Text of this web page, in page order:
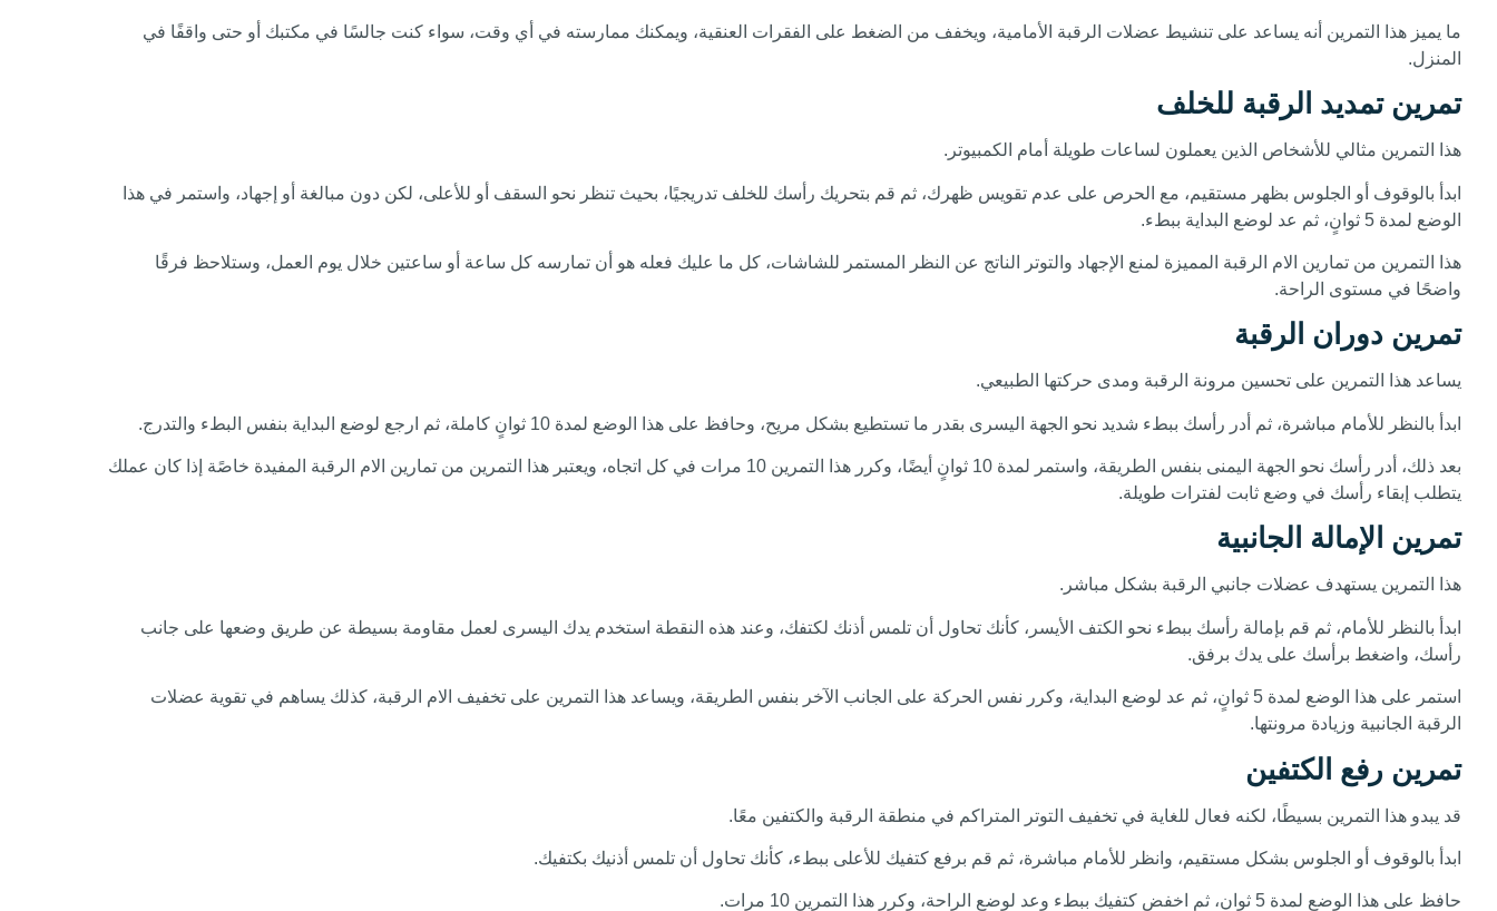
ما يميز هذا التمرين أنه يساعد على تنشيط عضلات الرقبة الأمامية، ويخفف من الضغط على الفقرات العنقية، ويمكنك ممارسته في أي وقت، سواء كنت جالسًا في مكتبك أو حتى واقفًا في
المنزل.
تمرين تمديد الرقبة للخلف
هذا التمرين مثالي للأشخاص الذين يعملون لساعات طويلة أمام الكمبيوتر.
ابدأ بالوقوف أو الجلوس بظهر مستقيم، مع الحرص على عدم تقويس ظهرك، ثم قم بتحريك رأسك للخلف تدريجيًا، بحيث تنظر نحو السقف أو للأعلى، لكن دون مبالغة أو إجهاد، واستمر في هذا
الوضع لمدة 5 ثوانٍ، ثم عد لوضع البداية ببطء.
هذا التمرين من تمارين الام الرقبة المميزة لمنع الإجهاد والتوتر الناتج عن النظر المستمر للشاشات، كل ما عليك فعله هو أن تمارسه كل ساعة أو ساعتين خلال يوم العمل، وستلاحظ فرقًا
واضحًا في مستوى الراحة.
تمرين دوران الرقبة
يساعد هذا التمرين على تحسين مرونة الرقبة ومدى حركتها الطبيعي.
ابدأ بالنظر للأمام مباشرة، ثم أدر رأسك ببطء شديد نحو الجهة اليسرى بقدر ما تستطيع بشكل مريح، وحافظ على هذا الوضع لمدة 10 ثوانٍ كاملة، ثم ارجع لوضع البداية بنفس البطء والتدرج.
بعد ذلك، أدر رأسك نحو الجهة اليمنى بنفس الطريقة، واستمر لمدة 10 ثوانٍ أيضًا، وكرر هذا التمرين 10 مرات في كل اتجاه، ويعتبر هذا التمرين من تمارين الام الرقبة المفيدة خاصًة إذا كان عملك
يتطلب إبقاء رأسك في وضع ثابت لفترات طويلة.
تمرين الإمالة الجانبية
هذا التمرين يستهدف عضلات جانبي الرقبة بشكل مباشر.
ابدأ بالنظر للأمام، ثم قم بإمالة رأسك ببطء نحو الكتف الأيسر، كأنك تحاول أن تلمس أذنك لكتفك، وعند هذه النقطة استخدم يدك اليسرى لعمل مقاومة بسيطة عن طريق وضعها على جانب
رأسك، واضغط برأسك على يدك برفق.
استمر على هذا الوضع لمدة 5 ثوانٍ، ثم عد لوضع البداية، وكرر نفس الحركة على الجانب الآخر بنفس الطريقة، ويساعد هذا التمرين على تخفيف الام الرقبة، كذلك يساهم في تقوية عضلات
الرقبة الجانبية وزيادة مرونتها.
تمرين رفع الكتفين
قد يبدو هذا التمرين بسيطًا، لكنه فعال للغاية في تخفيف التوتر المتراكم في منطقة الرقبة والكتفين معًا.
ابدأ بالوقوف أو الجلوس بشكل مستقيم، وانظر للأمام مباشرة، ثم قم برفع كتفيك للأعلى ببطء، كأنك تحاول أن تلمس أذنيك بكتفيك.
حافظ على هذا الوضع لمدة 5 ثوانٍ، ثم اخفض كتفيك ببطء وعد لوضع الراحة، وكرر هذا التمرين 10 مرات.